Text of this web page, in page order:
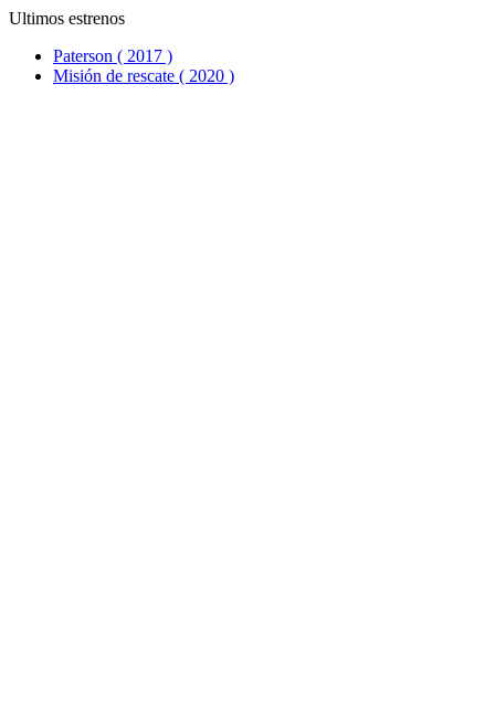
Ultimos estrenos
Paterson ( 2017 )
Misión de rescate ( 2020 )